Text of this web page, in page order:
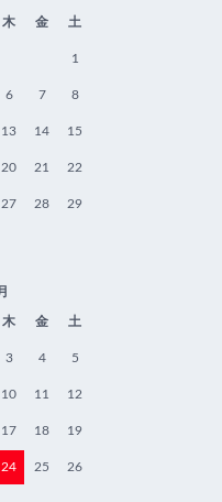
木 金 土
1
6 7 8
13 14 15
20 21 22
27 28 29
木 金 土
3 4 5
10 11 12
17 18 19
24 25 26